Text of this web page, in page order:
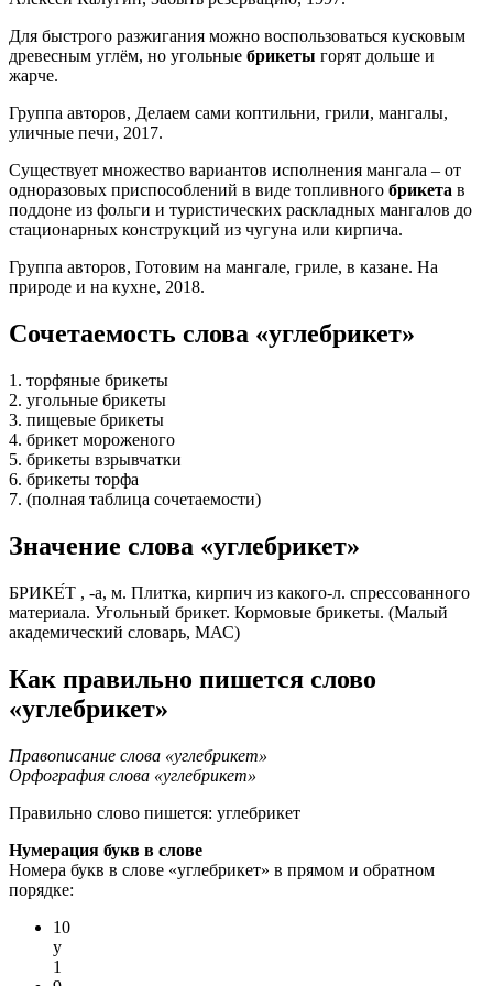
Для быстрого разжигания можно воспользоваться кусковым
древесным углём, но угольные брикеты горят дольше и
жарче.
Группа авторов, Делаем сами коптильни, грили, мангалы,
уличные печи, 2017.
Существует множество вариантов исполнения мангала – от
одноразовых приспособлений в виде топливного брикета в
поддоне из фольги и туристических раскладных мангалов до
стационарных конструкций из чугуна или кирпича.
Группа авторов, Готовим на мангале, гриле, в казане. На
природе и на кухне, 2018.
Сочетаемость слова «углебрикет»
1. торфяные брикеты
2. угольные брикеты
3. пищевые брикеты
4. брикет мороженого
5. брикеты взрывчатки
6. брикеты торфа
7. (полная таблица сочетаемости)
Значение слова «углебрикет»
БРИКЕ́Т , -а, м. Плитка, кирпич из какого-л. спрессованного
материала. Угольный брикет. Кормовые брикеты. (Малый
академический словарь, МАС)
Как правильно пишется слово
«углебрикет»
Правописание слова «углебрикет»
Орфография слова «углебрикет»
Правильно слово пишется: углебрикет
Нумерация букв в слове
Номера букв в слове «углебрикет» в прямом и обратном
порядке:
10
у
1